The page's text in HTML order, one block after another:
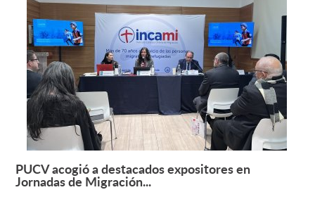
Leer más +
PUCV acogió a destacados expositores en
Jornadas de Migración...